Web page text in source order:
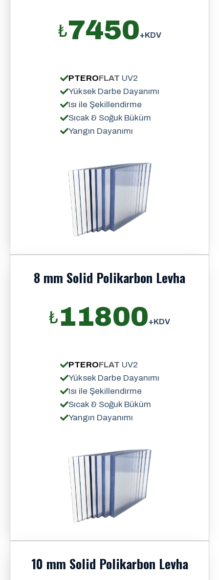
₺7450+KDV
PTEROFLAT UV2
Yüksek Darbe Dayanımı
Isı ile Şekillendirme
Sıcak & Soğuk Büküm
Yangın Dayanımı
8 mm Solid Polikarbon Levha
₺11800+KDV
PTEROFLAT UV2
Yüksek Darbe Dayanımı
Isı ile Şekillendirme
Sıcak & Soğuk Büküm
Yangın Dayanımı
10 mm Solid Polikarbon Levha